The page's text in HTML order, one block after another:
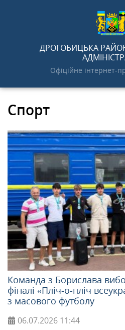
ДРОГОБИЦЬКА
Офіційне інтернет-
Спорт
Команда з Борислава
фіналі «Пліч-о-пліч
з масового футболу
06.07.2026 11:44
ГОЛОВНА
АДМІНІСТРАЦІЯ
ПРО РАЙОН
ДОКУМЕНТИ
ГРОМАДСЬКОСТІ
МІЖНАРОДНА
ТУРИСТУ